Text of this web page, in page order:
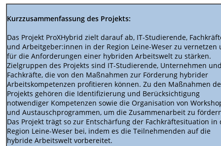
Kurzzusammenfassung des Projekts:
Das Projekt ProXHybrid zielt darauf ab, IT-Studierende,
und Arbeitgeber:innen in der Region Leine-Weser zu vernetzen
für die Anforderungen einer hybriden Arbeitswelt zu stärken.
Zielgruppen des Projekts sind IT-Studierende, Unternehmen
Fachkräfte, die von den Maßnahmen zur Förderung hybrider
Arbeitskompetenzen profitieren können. Zu den Maßnahmen
Projekts gehören die Identifizierung und Berücksichtigung
notwendiger Kompetenzen sowie die Organisation von
und Austauschprogrammen, um die Zusammenarbeit zu
Das Projekt trägt so zur Entschärfung der Fachkräftesituation in
Region Leine-Weser bei, indem es die Teilnehmenden auf die
hybride Arbeitswelt vorbereitet.